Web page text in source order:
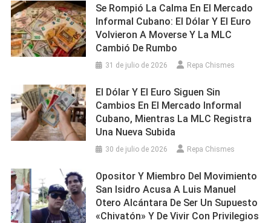
Se Rompió La Calma En El Mercado
Informal Cubano: El Dólar Y El Euro
Volvieron A Moverse Y La MLC
Cambió De Rumbo
31 de julio de 2026 Repa Chismes
El Dólar Y El Euro Siguen Sin
Cambios En El Mercado Informal
Cubano, Mientras La MLC Registra
Una Nueva Subida
30 de julio de 2026 Repa Chismes
Opositor Y Miembro Del Movimiento
San Isidro Acusa A Luis Manuel
Otero Alcántara De Ser Un Supuesto
«chivatón» Y De Vivir Con Privilegios